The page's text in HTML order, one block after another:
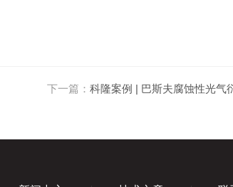
下一篇： 科隆案例 | 巴斯夫腐蚀性光气